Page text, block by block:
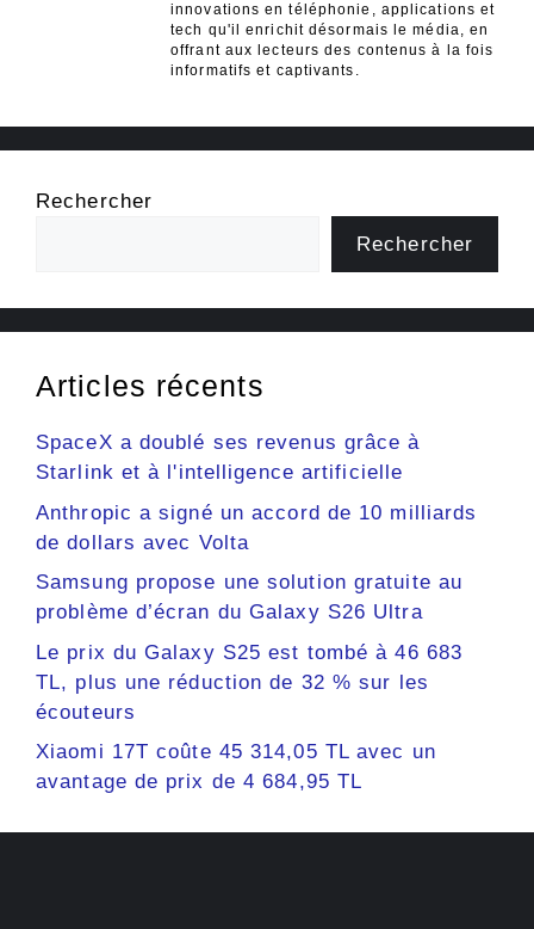
innovations en téléphonie, applications et
tech qu'il enrichit désormais le média, en
offrant aux lecteurs des contenus à la fois
informatifs et captivants.
Rechercher
Rechercher
Articles récents
SpaceX a doublé ses revenus grâce à
Starlink et à l'intelligence artificielle
Anthropic a signé un accord de 10 milliards
de dollars avec Volta
Samsung propose une solution gratuite au
problème d’écran du Galaxy S26 Ultra
Le prix du Galaxy S25 est tombé à 46 683
TL, plus une réduction de 32 % sur les
écouteurs
Xiaomi 17T coûte 45 314,05 TL avec un
avantage de prix de 4 684,95 TL